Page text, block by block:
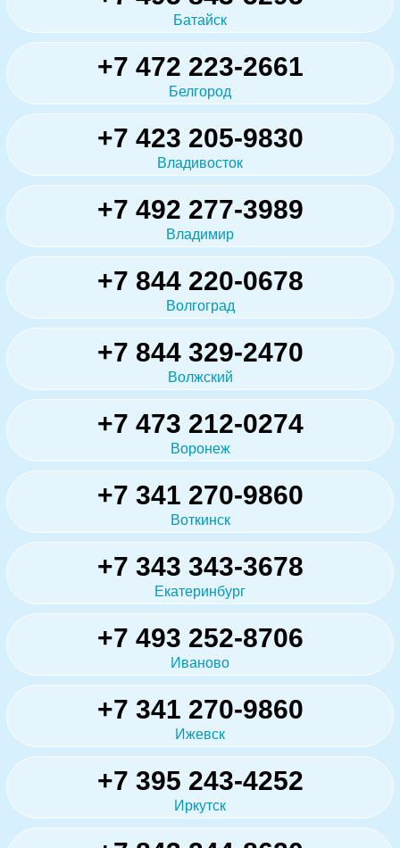
Батайск
+7 472 223-2661
Белгород
+7 423 205-9830
Владивосток
+7 492 277-3989
Владимир
+7 844 220-0678
Волгоград
+7 844 329-2470
Волжский
+7 473 212-0274
Воронеж
+7 341 270-9860
Воткинск
+7 343 343-3678
Екатеринбург
+7 493 252-8706
Иваново
+7 341 270-9860
Ижевск
+7 395 243-4252
Иркутск